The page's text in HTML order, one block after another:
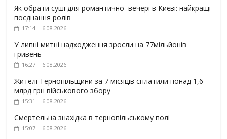
Як обрати суші для романтичної вечері в Києві: найкращі
поєднання ролів
17:14 | 6.08.2026
У липні митні надходження зросли на 77мільйонів
гривень
16:27 | 6.08.2026
Жителі Тернопільщини за 7 місяців сплатили понад 1,6
млрд грн військового збору
15:31 | 6.08.2026
Смертельна знахідка в тернопільському полі
15:07 | 6.08.2026